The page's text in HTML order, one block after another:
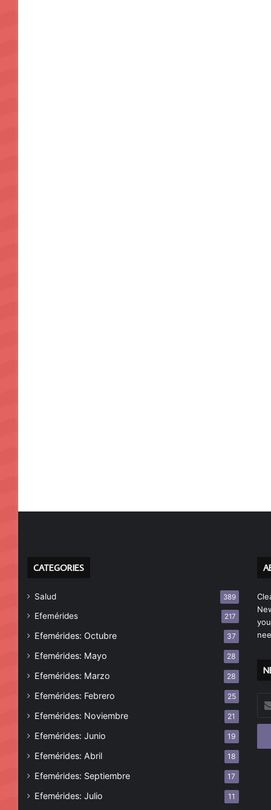
CATEGORIES
Salud 389
Efemérides 217
Efemérides: Octubre 37
Efemérides: Mayo 28
Efemérides: Marzo 28
Efemérides: Febrero 25
Efemérides: Noviembre 21
Efemérides: Junio 19
Efemérides: Abril 18
Efemérides: Septiembre 17
Efemérides: Julio 11
tu